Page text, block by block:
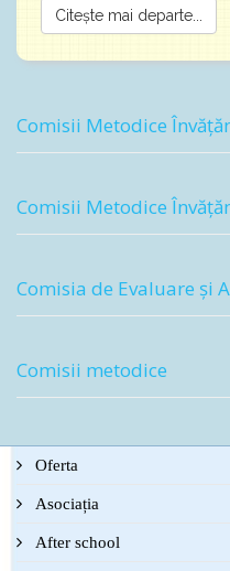
Citește mai departe...
Comisii Metodice
Comisii Metodice
Comisia de Evaluare și
Comisii metodice
Oferta
Asociația
After school